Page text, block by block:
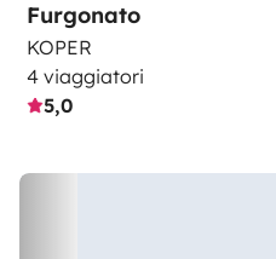
Furgonato
KOPER
4 viaggiatori
5,0